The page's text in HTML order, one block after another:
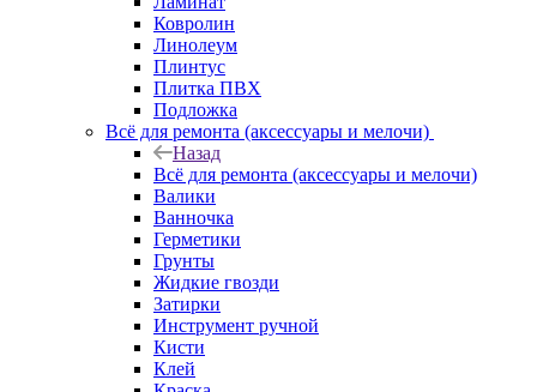
Ковролин
Линолеум
Плинтус
Плитка ПВХ
Подложка
Всё для ремонта (аксессуары и мелочи)
Назад
Всё для ремонта (аксессуары и мелочи)
Валики
Ванночка
Герметики
Грунты
Жидкие гвозди
Затирки
Инструмент ручной
Кисти
Клей